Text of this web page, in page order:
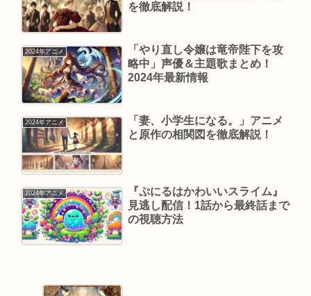
を徹底解説！
2024年アニメ
「やり直し令嬢は竜帝陛下を攻
略中」声優＆主題歌まとめ！
2024年最新情報
2024年アニメ
「妻、小学生になる。」アニメ
と原作の相関図を徹底解説！
2024年アニメ
『ぷにるはかわいいスライム』
見逃し配信！1話から最終話まで
の視聴方法